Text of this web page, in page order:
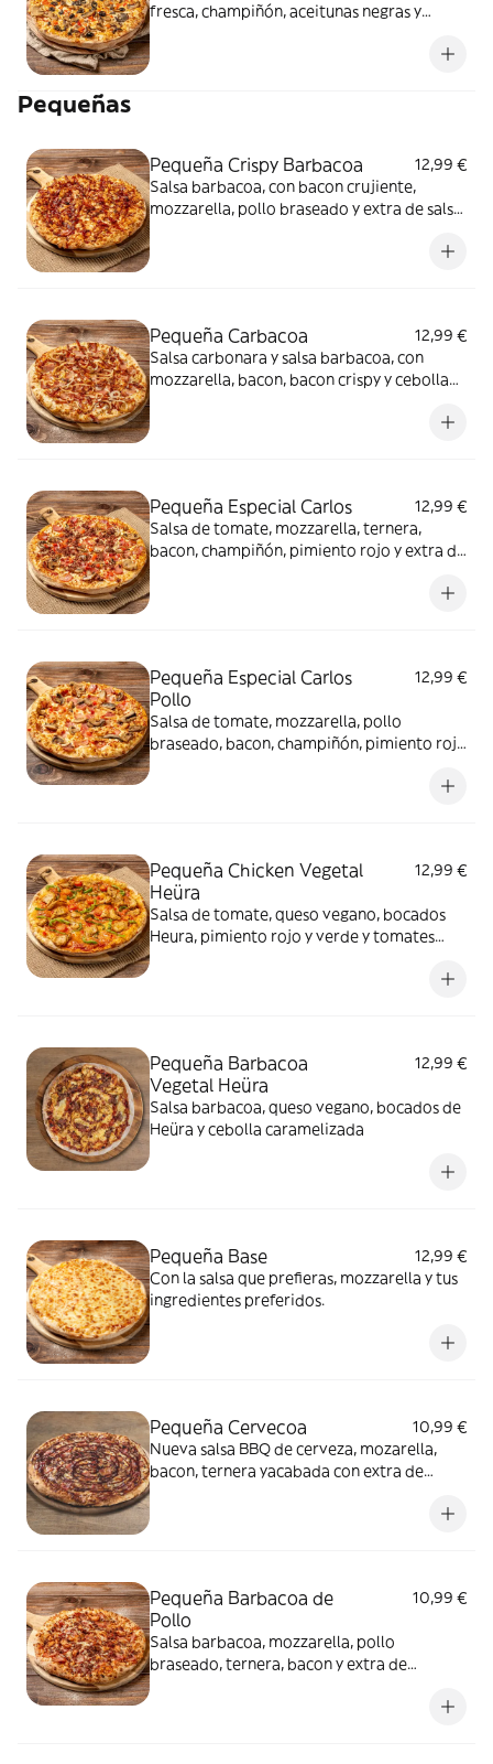
fresca, champiñón, aceitunas negras y
Pequeñas
Pequeña Crispy Barbacoa
12,99 €
Salsa barbacoa, con bacon crujiente,
mozzarella, pollo braseado y extra de salsa
Pequeña Carbacoa
12,99 €
Salsa carbonara y salsa barbacoa, con
mozzarella, bacon, bacon crispy y cebolla
Pequeña Especial Carlos
12,99 €
Salsa de tomate, mozzarella, ternera,
bacon, champiñón, pimiento rojo y extra de
Pequeña Especial Carlos
Pollo
12,99 €
Salsa de tomate, mozzarella, pollo
braseado, bacon, champiñón, pimiento rojo
Pequeña Chicken Vegetal
Heüra
12,99 €
Salsa de tomate, queso vegano, bocados
Heura, pimiento rojo y verde y tomates
Pequeña Barbacoa
Vegetal Heüra
12,99 €
Salsa barbacoa, queso vegano, bocados de
Heüra y cebolla caramelizada
Pequeña Base
12,99 €
Con la salsa que prefieras, mozzarella y tus
ingredientes preferidos.
Pequeña Cervecoa
10,99 €
Nueva salsa BBQ de cerveza, mozarella,
bacon, ternera yacabada con extra de
Pequeña Barbacoa de
Pollo
10,99 €
Salsa barbacoa, mozzarella, pollo
braseado, ternera, bacon y extra de